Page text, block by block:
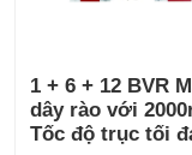
1 + 6 + 12 BVR
dây rào với
Tốc độ trục tối